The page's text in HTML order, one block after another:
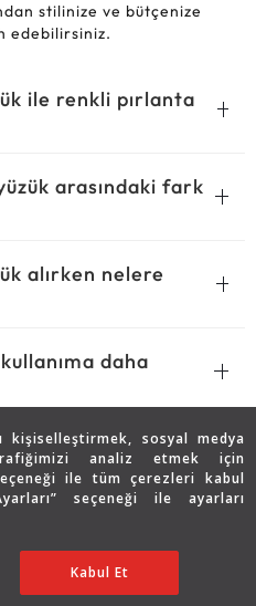
kişiselleştirmek, sosyal medya
analiz etmek için
ile tüm çerezleri kabul
seçeneği ile ayarları
Ayarları Düzenle
Kabul Et
stilinize ve bütçenize
edebilirsiniz.
ile renkli pırlanta
arasındaki fark
alırken nelere
daha
evlilik teklifinde